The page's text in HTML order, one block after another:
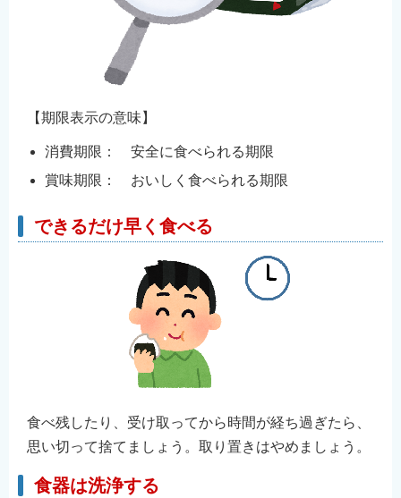
【期限表示の意味】
消費期限： 安全に食べられる期限
賞味期限： おいしく食べられる期限
できるだけ早く食べる
食べ残したり、受け取ってから時間が経ち過ぎたら、
思い切って捨てましょう。取り置きはやめましょう。
食器は洗浄する